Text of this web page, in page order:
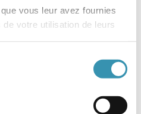
vous leur avez fournies
votre utilisation de leurs